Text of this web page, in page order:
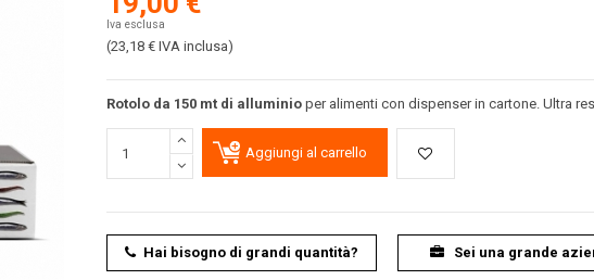
Iva esclusa
(23,18 € IVA inclusa)
Rotolo da 150 mt di alluminioper alimenti con dispenser in cartone. Ultra
Aggiungi al carrello
Hai bisogno di grandi quantità? Sei una grande